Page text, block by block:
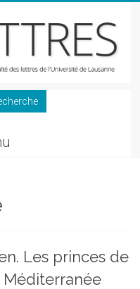
Les princes de
Méditerranée